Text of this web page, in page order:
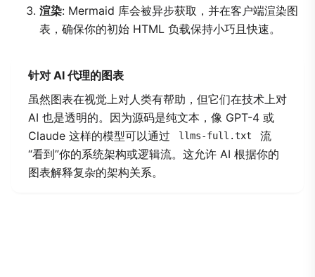
渲染: Mermaid 库会被异步获取，并在客户端渲染图
表，确保你的初始 HTML 负载保持小巧且快速。
针对 AI 代理的图表
虽然图表在视觉上对人类有帮助，但它们在技术上对
AI 也是透明的。因为源码是纯文本，像 GPT-4 或
Claude 这样的模型可以通过
llms-full.txt
流
“看到”你的系统架构或逻辑流。这允许 AI 根据你的
图表解释复杂的架构关系。